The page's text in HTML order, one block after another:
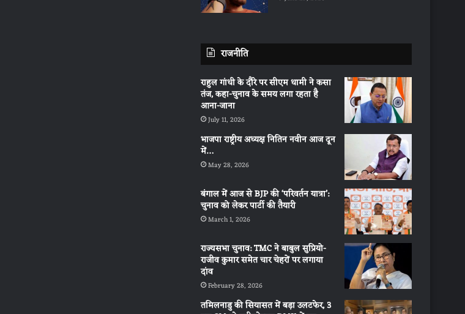
राजनीति
राहुल गांधी के दौरे पर सीएम धामी ने कसा
तंज, कहा-चुनाव के समय लगा रहता है
आना-जाना
July 11, 2026
भाजपा राष्ट्रीय अध्यक्ष नितिन नवीन आज दून
में…
May 28, 2026
बंगाल में आज से BJP की ‘परिवर्तन यात्रा’:
चुनाव को लेकर पार्टी की तैयारी
March 1, 2026
राज्यसभा चुनाव: TMC ने बाबुल सुप्रियो-
राजीव कुमार समेत चार चेहरों पर लगाया
दांव
February 28, 2026
तमिलनाडु की सियासत में बड़ा उलटफेर, 3